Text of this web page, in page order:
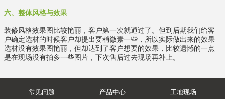
六、整体风格与效果
装修风格效果图比较艳丽，客户第一次就通过了。但到后期我们给客
户确定选材的时候客户却提出要稍微素一些，所以实际做出来的效果
选材没有效果图艳丽，但却达到了客户想要的效果，比较遗憾的一点
是在现场没有拍多一些图片，下次售后过去现场再补上。
常见问题 产品中心 工地现场